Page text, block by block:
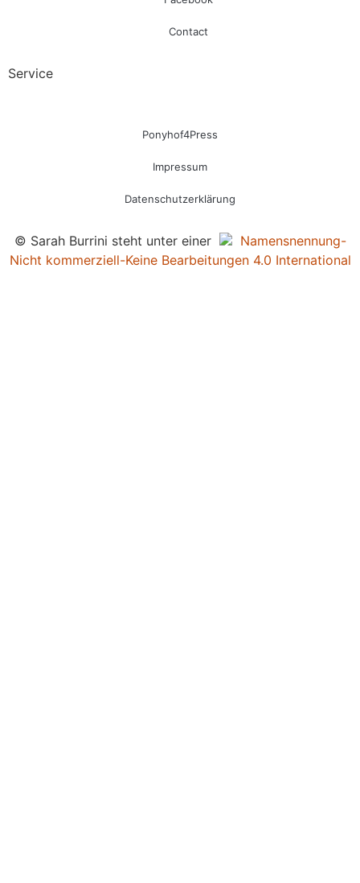
Contact
Service
Ponyhof4Press
Impressum
Datenschutzerklärung
© Sarah Burrini steht unter einer
Namensnennung-
Nicht kommerziell-Keine Bearbeitungen 4.0 International